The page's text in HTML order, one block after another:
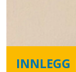
INNLEGG